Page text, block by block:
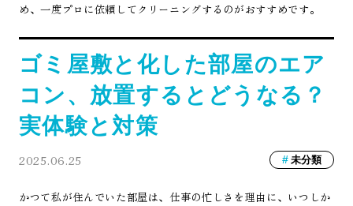
め、一度プロに依頼してクリーニングするのがおすすめです。
ゴミ屋敷と化した部屋のエア
コン、放置するとどうなる？
実体験と対策
2025.06.25 未分類
かつて私が住んでいた部屋は、仕事の忙しさを理由に、いつしか